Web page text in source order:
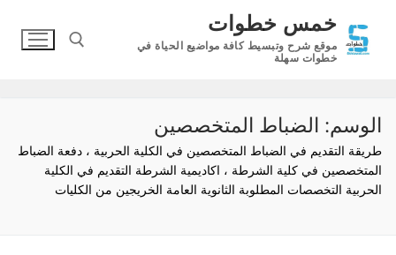
المحتوى
خمس خطوات
موقع شرح وتبسيط كافة مواضيع الحياة في
خطوات سهلة
الوسم: الضباط المتخصصين
طريقة التقديم في الضباط المتخصصين في الكلية الحربية ، دفعة الضباط
المتخصصين في كلية الشرطة ، اكاديمية الشرطة التقديم في الكلية
الحربية التخصصات المطلوبة الثانوية العامة الخريجين من الكليات